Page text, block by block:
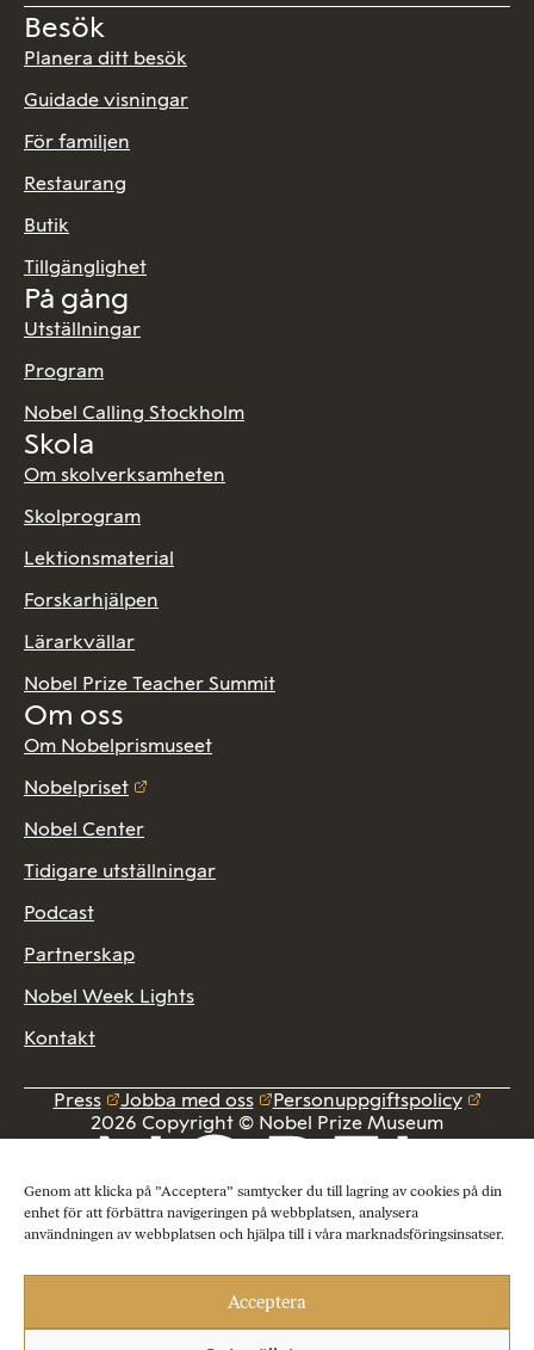
Genom att klicka på ”Acceptera” samtycker du till lagring av cookies på din
enhet för att förbättra navigeringen på webbplatsen, analysera
användningen av webbplatsen och hjälpa till i våra marknadsföringsinsatser.
Acceptera
Besök
Planera ditt besök
Guidade visningar
För familjen
Restaurang
Butik
Tillgänglighet
På gång
Utställningar
Program
Nobel Calling Stockholm
Skola
Om skolverksamheten
Skolprogram
Lektionsmaterial
Forskarhjälpen
Lärarkvällar
Nobel Prize Teacher Summit
Om oss
Om Nobelprismuseet
Nobelpriset
Nobel Center
Tidigare utställningar
Podcast
Partnerskap
Nobel Week Lights
Kontakt
Press Jobba med oss
Personuppgiftspolicy
2026 Copyright © Nobel Prize Museum